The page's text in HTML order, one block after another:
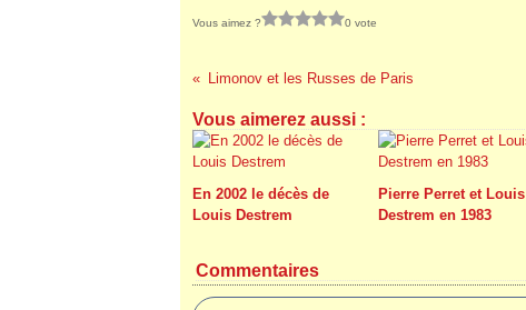
Vous aimez ? 0 vote
Limonov et les Russes de Paris
Vous aimerez aussi :
En 2002 le décès de
Louis Destrem
Pierre Perret et Louis
Destrem en 1983
Commentaires